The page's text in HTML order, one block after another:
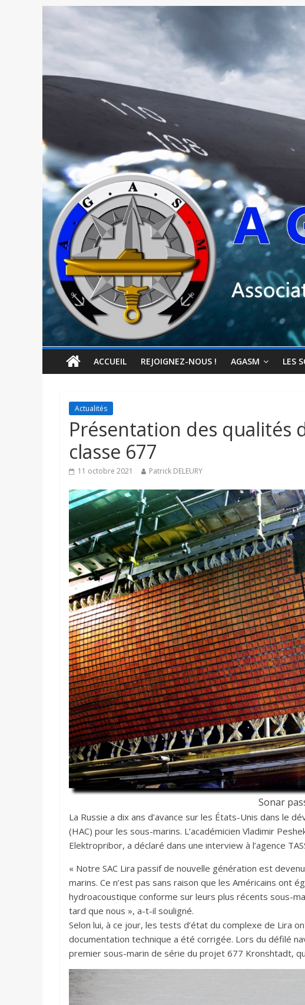
ACCUEIL REJOIGNEZ-NOUS ! AGASM LES
Actualités
Présentation des qualités
classe 677
11 octobre 2021 Patrick DELEURY
Sonar
La Russie a dix ans d’avance sur les États-Unis dans le
(HAC) pour les sous-marins. L’académicien Vladimir
Elektropribor, a déclaré dans une interview à l’agence
« Notre SAC Lira passif de nouvelle génération est
marins. Ce n’est pas sans raison que les Américains ont
hydroacoustique conforme sur leurs plus récents sous-
tard que nous », a-t-il souligné.
Selon lui, à ce jour, les tests d’état du complexe de Lira
documentation technique a été corrigée. Lors du défilé
premier sous-marin de série du projet 677 Kronshtadt,